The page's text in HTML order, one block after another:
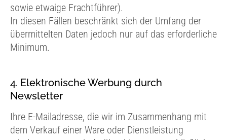
sowie etwaige Frachtführer).
In diesen Fällen beschränkt sich der Umfang der
übermittelten Daten jedoch nur auf das erforderliche
Minimum.
4. Elektronische Werbung durch
Newsletter
Ihre E-Mailadresse, die wir im Zusammenhang mit
dem Verkauf einer Ware oder Dienstleistung